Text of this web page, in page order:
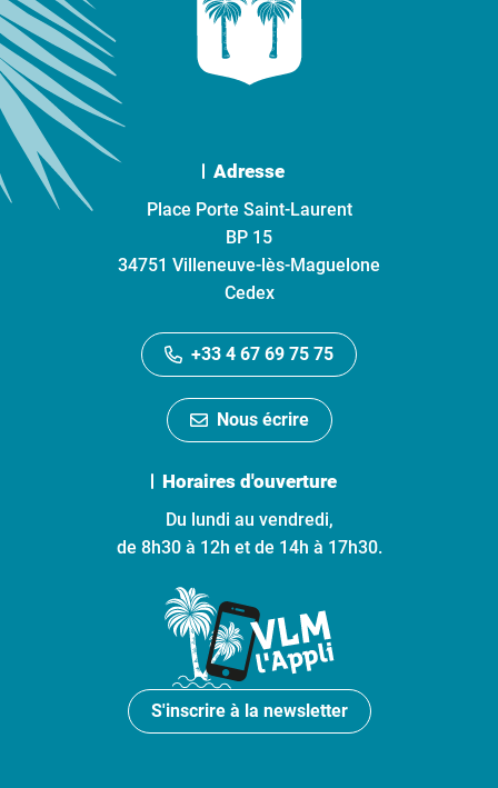
Adresse
Place Porte Saint-Laurent
BP 15
34751 Villeneuve-lès-Maguelone
Cedex
+33 4 67 69 75 75
Nous écrire
Horaires d'ouverture
Du lundi au vendredi,
de 8h30 à 12h et de 14h à 17h30.
S'inscrire à la newsletter